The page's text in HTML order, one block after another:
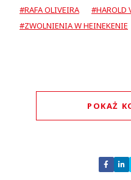
#RAFA OLIVEIRA
#HAROLD
#ZWOLNIENIA W HEINEKENIE
POKAŻ
Nie
Zostaw